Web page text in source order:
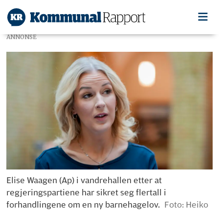
ANNONSE
Elise Waagen (Ap) i vandrehallen etter at
regjeringspartiene har sikret seg flertall i
forhandlingene om en ny barnehagelov. Foto: Heiko